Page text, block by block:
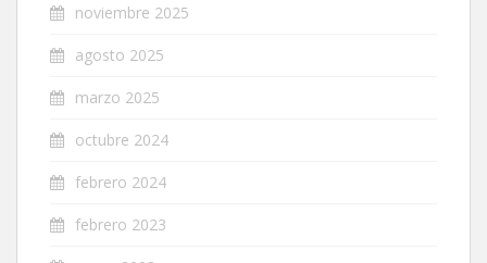
noviembre 2025
agosto 2025
marzo 2025
octubre 2024
febrero 2024
febrero 2023